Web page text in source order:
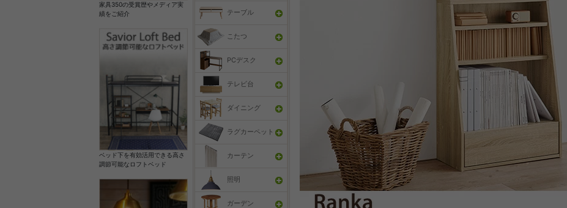
家具350の受賞歴やメディア実
績をご紹介
ベッド下を有効活用できる高さ
調節可能なロフトベッド
テーブル
こたつ
PCデスク
テレビ台
ダイニング
ラグカーペット
カーテン
照明
ガーデン